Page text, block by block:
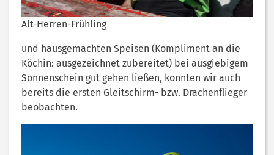
Alt-Herren-Frühling
und hausgemachten Speisen (Kompliment an die
Köchin: ausgezeichnet zubereitet) bei ausgiebigem
Sonnenschein gut gehen ließen, konnten wir auch
bereits die ersten Gleitschirm- bzw. Drachenflieger
beobachten.